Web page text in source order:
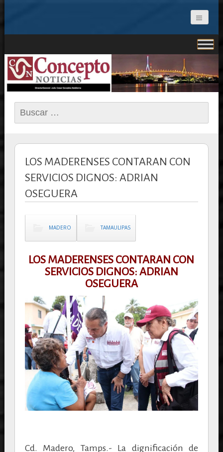
CONCEPTO NOTICIAS
Buscar:
LOS MADERENSES CONTARAN CON
SERVICIOS DIGNOS: ADRIAN
OSEGUERA
MADERO TAMAULIPAS
LOS MADERENSES CONTARAN CON
SERVICIOS DIGNOS: ADRIAN
OSEGUERA
Cd. Madero, Tamps.- La dignificación de